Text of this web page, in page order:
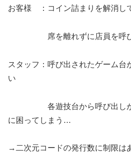
お客様 ：コイン詰まりを解消し
席を離れずに店員を呼び
スタッフ：呼び出されたゲーム台
い
各遊技台から呼び出しがか
に困ってしまう…
→二次元コードの発行数に制限は